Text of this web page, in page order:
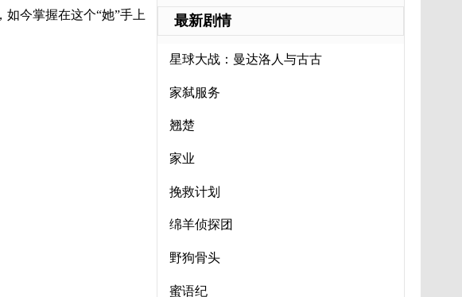
今掌握在这个“她”手上
最新剧情
星球大战：曼达洛人与古古
家弑服务
翘楚
家业
挽救计划
绵羊侦探团
野狗骨头
蜜语纪